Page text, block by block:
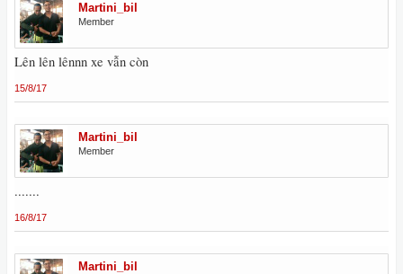
Martini_bil
Member
Lên lên lênnn xe vẫn còn
15/8/17
Martini_bil
Member
.......
16/8/17
Martini_bil